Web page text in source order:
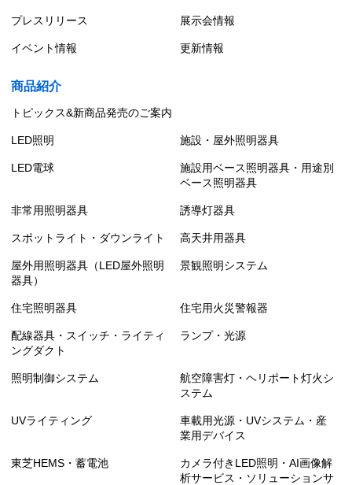
プレスリリース 展示会情報
イベント情報 更新情報
商品紹介
トピックス&新商品発売のご案内
LED照明 施設・屋外照明器具
LED電球
施設用ベース照明器具・用途別
ベース照明器具
非常用照明器具 誘導灯器具
スポットライト・ダウンライト 高天井用器具
屋外用照明器具（LED屋外照明
器具）
景観照明システム
住宅照明器具 住宅用火災警報器
配線器具・スイッチ・ライティ
ングダクト
ランプ・光源
照明制御システム
航空障害灯・ヘリポート灯火シ
ステム
UVライティング
車載用光源・UVシステム・産
業用デバイス
東芝HEMS・蓄電池
カメラ付きLED照明・AI画像解
析サービス・ソリューションサ